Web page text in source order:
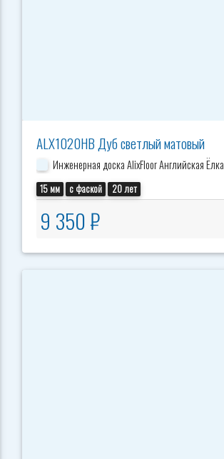
ALX1020HB Дуб светлый матовый
Инженерная доска AlixFloor Английская Ёлка
15 мм с фаской 20 лет
9 350 ₽